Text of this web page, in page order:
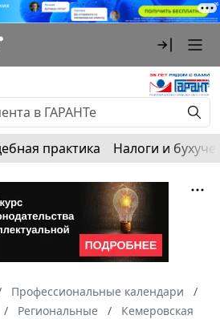
практика Налоги и
Профессиональные календари
Региональные
Кемеровская